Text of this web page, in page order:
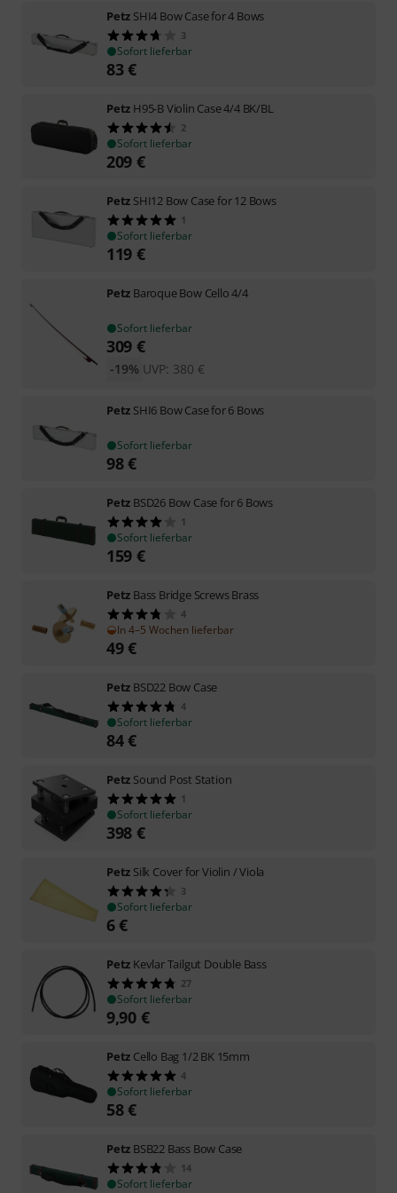
Petz SHI4 Bow Case for 4 Bows
3
Sofort lieferbar
83€
Petz H95-B Violin Case 4/4 BK/BL
2
Sofort lieferbar
209 €
Petz SHI12 Bow Case for 12 Bows
1
Sofort lieferbar
119 €
Petz Baroque Bow Cello 4/4
Sofort lieferbar
309 €
UVP: 380 €
-19%
Petz SHI6 Bow Case for 6 Bows
Sofort lieferbar
98€
Petz BSD26 Bow Case for 6 Bows
1
Sofort lieferbar
159 €
Petz Bass Bridge Screws Brass
4
In 4–5 Wochen lieferbar
49€
Petz BSD22 Bow Case
4
Sofort lieferbar
84€
Petz Sound Post Station
1
Sofort lieferbar
398 €
Petz Silk Cover for Violin / Viola
3
Sofort lieferbar
6€
Petz Kevlar Tailgut Double Bass
27
Sofort lieferbar
9,90 €
Petz Cello Bag 1/2 BK 15mm
4
Sofort lieferbar
58€
Petz BSB22 Bass Bow Case
14
Sofort lieferbar